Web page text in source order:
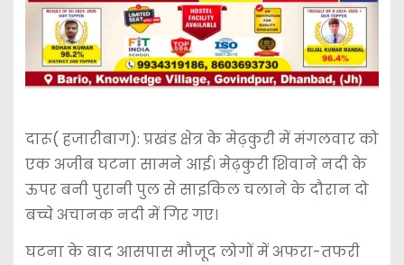
दारू( हजारीबाग): प्रखंड क्षेत्र के मेढ़कुरी में मंगलवार को
एक अजीब घटना सामने आई। मेढ़कुरी शिवाने नदी के
ऊपर बनी पुरानी पुल से साइकिल चलाने के दौरान दो
बच्चे अचानक नदी में गिर गए।
घटना के बाद आसपास मौजूद लोगों में अफरा-तफरी